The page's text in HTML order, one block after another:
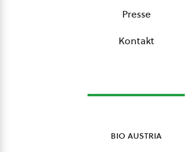
Presse
Kontakt
bio austria